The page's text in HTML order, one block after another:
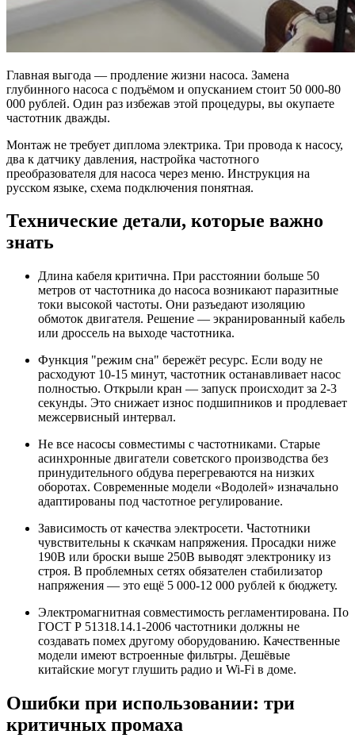
Главная выгода — продление жизни насоса. Замена
глубинного насоса с подъёмом и опусканием стоит 50 000-80
000 рублей. Один раз избежав этой процедуры, вы окупаете
частотник дважды.
Монтаж не требует диплома электрика. Три провода к насосу,
два к датчику давления, настройка частотного
преобразователя для насоса через меню. Инструкция на
русском языке, схема подключения понятная.
Технические детали, которые важно
знать
Длина кабеля критична. При расстоянии больше 50
метров от частотника до насоса возникают паразитные
токи высокой частоты. Они разъедают изоляцию
обмоток двигателя. Решение — экранированный кабель
или дроссель на выходе частотника.
Функция "режим сна" бережёт ресурс. Если воду не
расходуют 10-15 минут, частотник останавливает насос
полностью. Открыли кран — запуск происходит за 2-3
секунды. Это снижает износ подшипников и продлевает
межсервисный интервал.
Не все насосы совместимы с частотниками. Старые
асинхронные двигатели советского производства без
принудительного обдува перегреваются на низких
оборотах. Современные модели «Водолей» изначально
адаптированы под частотное регулирование.
Зависимость от качества электросети. Частотники
чувствительны к скачкам напряжения. Просадки ниже
190В или броски выше 250В выводят электронику из
строя. В проблемных сетях обязателен стабилизатор
напряжения — это ещё 5 000-12 000 рублей к бюджету.
Электромагнитная совместимость регламентирована. По
ГОСТ Р 51318.14.1-2006 частотники должны не
создавать помех другому оборудованию. Качественные
модели имеют встроенные фильтры. Дешёвые
китайские могут глушить радио и Wi-Fi в доме.
Ошибки при использовании: три
критичных промаха